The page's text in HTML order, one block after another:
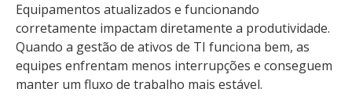
Equipamentos atualizados e funcionando
corretamente impactam diretamente a produtividade.
Quando a gestão de ativos de TI funciona bem, as
equipes enfrentam menos interrupções e conseguem
manter um fluxo de trabalho mais estável.